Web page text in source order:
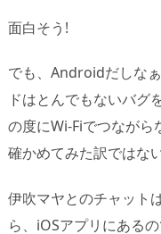
面白そう!
でも、Androidだしな
ドはとんでもないバグ
の度にWi-Fiでつながら
確かめてみた訳ではな
伊吹マヤとのチャット
ら、iOSアプリにある